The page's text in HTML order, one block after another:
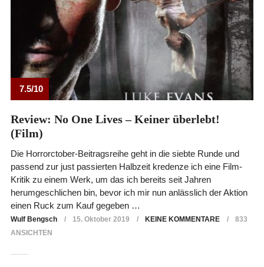
7.5/10
Review: No One Lives – Keiner überlebt!
(Film)
Die Horrorctober-Beitragsreihe geht in die siebte Runde und
passend zur just passierten Halbzeit kredenze ich eine Film-
Kritik zu einem Werk, um das ich bereits seit Jahren
herumgeschlichen bin, bevor ich mir nun anlässlich der Aktion
einen Ruck zum Kauf gegeben …
Wulf Bengsch 15. Oktober 2019 KEINE KOMMENTARE
833
ANSICHTEN